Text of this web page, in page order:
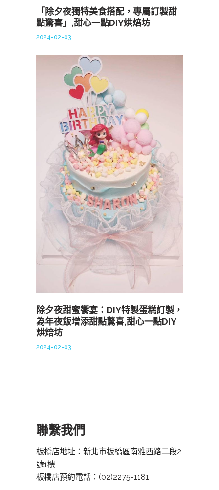
「除夕夜獨特美食搭配，專屬訂製甜
點驚喜」,甜心一點DIY烘焙坊
2024-02-03
除夕夜甜蜜饗宴：DIY特製蛋糕訂製，
為年夜飯增添甜點驚喜,甜心一點DIY
烘焙坊
2024-02-03
聯繫我們
板橋店地址：新北市板橋區南雅西路二段2
號1樓
板橋店預約電話： (02)2275-1181